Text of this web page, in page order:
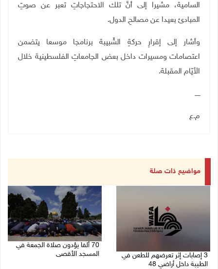
السامية، مشيرا إلى أنَّ تلك الاحتجاجاتِ تعبر عن صوتِ
المبادئ بعيدا عن مصالحِ الدول.
وأشار إلى إقرارِ حركةِ الشّبيبة برنامجا موسعا يتضمن
اعتصامات ومسيرات داخل بعض الجامعاتِ الفلسطينية خلال
الأيّام المقبلة.
ـــــ
م.ع
مواضيع ذات صلة
3 إصابات إثر تعرضهم للطعن في
الطيبة داخل أراضي 48
70 ألفا يؤدون صلاة الجمعة في
المسجد الأقصى